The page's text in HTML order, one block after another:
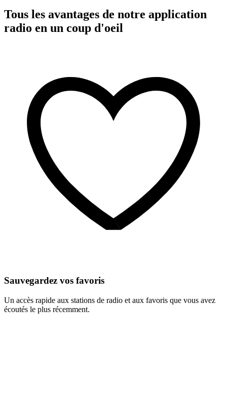
Tous les avantages de notre application
radio en un coup d'oeil
Sauvegardez vos favoris
Un accès rapide aux stations de radio et aux favoris que vous avez
écoutés le plus récemment.